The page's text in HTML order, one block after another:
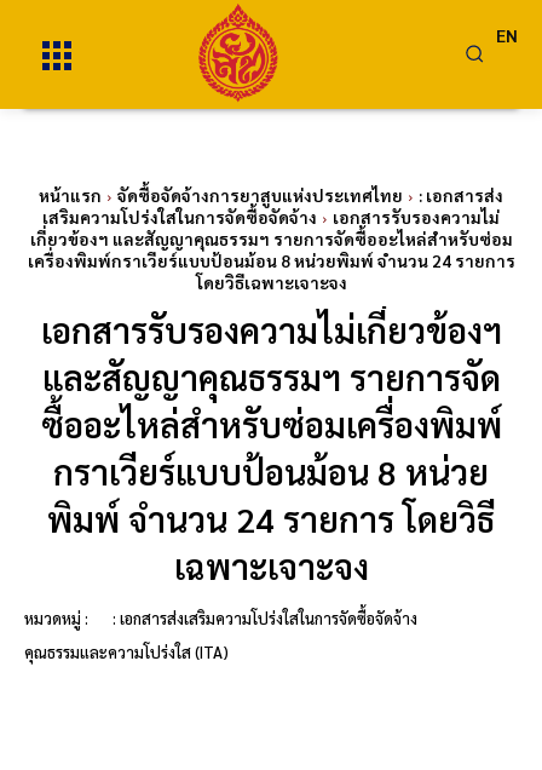
EN
หน้าแรก จัดซื้อจัดจ้างการยาสูบแห่งประเทศไทย
: เอกสารส่ง
เสริมความโปร่งใสในการจัดซื้อจัดจ้าง
เอกสารรับรองความไม่
เกี่ยวข้องฯ และสัญญาคุณธรรมฯ รายการจัดซื้ออะไหล่สำหรับซ่อม
เครื่องพิมพ์กราเวียร์แบบป้อนม้อน 8 หน่วยพิมพ์ จำนวน 24 รายการ
โดยวิธีเฉพาะเจาะจง
เอกสารรับรองความไม่เกี่ยวข้องฯ
และสัญญาคุณธรรมฯ รายการจัด
ซื้ออะไหล่สำหรับซ่อมเครื่องพิมพ์
กราเวียร์แบบป้อนม้อน 8 หน่วย
พิมพ์ จำนวน 24 รายการ โดยวิธี
เฉพาะเจาะจง
หมวดหมู่ :
: เอกสารส่งเสริมความโปร่งใสในการจัดซื้อจัดจ้าง
คุณธรรมและความโปร่งใส (ITA)